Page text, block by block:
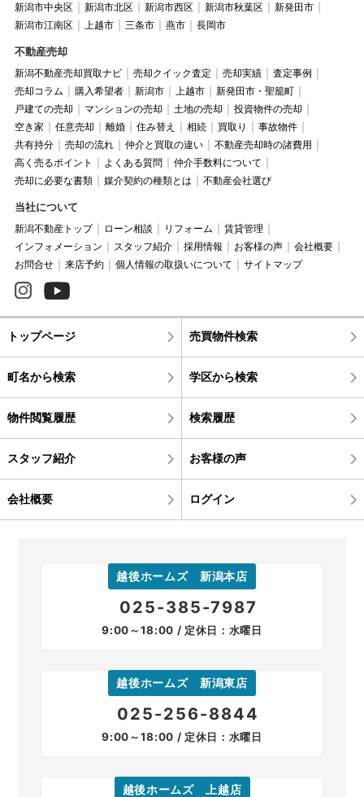
新潟市中央区
新潟市北区 新潟市西区 新潟市秋葉区
新発田市
新潟市江南区
上越市 三条市 燕市 長岡市
不動産売却
新潟不動産売却買取ナビ 売却クイック査定 売却実績
査定事例
売却コラム
購入希望者 新潟市 上越市
新発田市・聖籠町
戸建ての売却
マンションの売却 土地の売却
投資物件の売却
空き家
任意売却 離婚 住み替え 相続 買取り
事故物件
共有持分
売却の流れ 仲介と買取の違い
不動産売却時の諸費用
高く売るポイント
よくある質問
仲介手数料について
売却に必要な書類
媒介契約の種類とは 不動産会社選び
当社について
新潟不動産トップ ローン相談 リフォーム
賃貸管理
インフォメーション
スタッフ紹介 採用情報 お客様の声
会社概要
お問合せ
来店予約 個人情報の取扱いについて サイトマップ
トップページ 売買物件検索
町名から検索 学区から検索
物件閲覧履歴 検索履歴
スタッフ紹介 お客様の声
会社概要 ログイン
越後ホームズ 新潟本店
025-385-7987
9:00～18:00 / 定休日：水曜日
越後ホームズ 新潟東店
025-256-8844
9:00～18:00 / 定休日：水曜日
越後ホームズ 上越店